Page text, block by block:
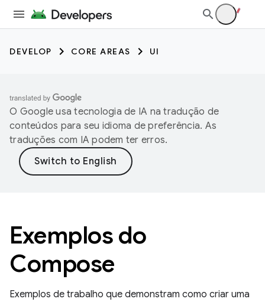
DEVELOP CORE AREAS UI
O Google usa tecnologia de IA na tradução de
conteúdos para seu idioma de preferência. As
traduções com IA podem ter erros.
Exemplos do
Compose
Exemplos de trabalho que demonstram como criar uma